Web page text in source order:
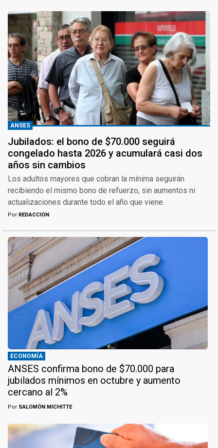
ANSES
Jubilados: el bono de $70.000 seguirá
congelado hasta 2026 y acumulará casi dos
años sin cambios
Los adultos mayores que cobran la mínima seguirán
recibiendo el mismo bono de refuerzo, sin aumentos ni
actualizaciones durante todo el año que viene.
Por REDACCION
ECONOMÍA
ANSES confirma bono de $70.000 para
jubilados mínimos en octubre y aumento
cercano al 2%
Por SALOMÓN MICHITTE